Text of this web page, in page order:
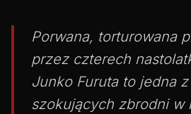
Porwana, torturowana
przez czterech
Junko Furuta to jedna
szokujących zbrodni w